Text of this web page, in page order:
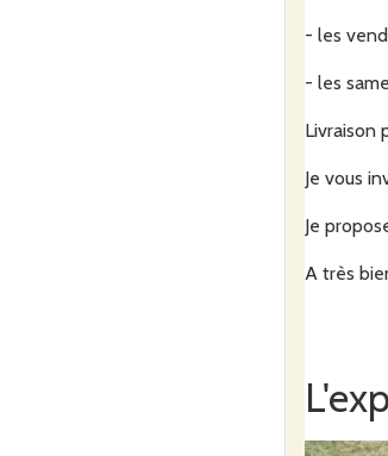
- les
- les
Livraison
Je vous
Je
A très